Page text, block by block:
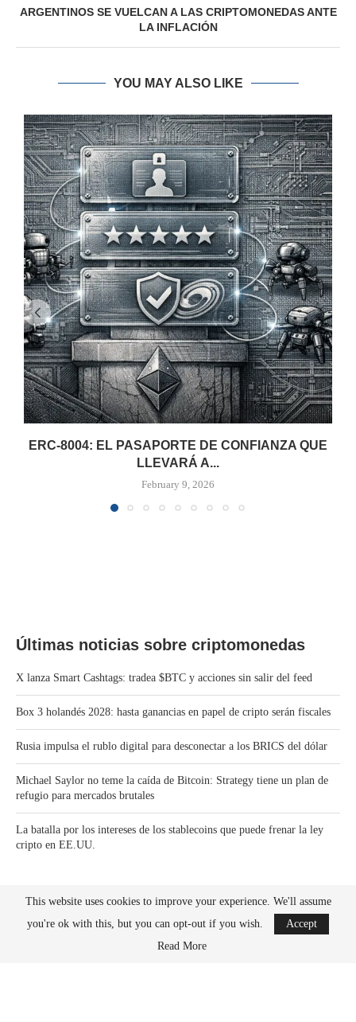
ARGENTINOS SE VUELCAN A LAS CRIPTOMONEDAS ANTE
LA INFLACIÓN
YOU MAY ALSO LIKE
ERC-8004: EL PASAPORTE DE CONFIANZA QUE
LLEVARÁ A...
February 9, 2026
Últimas noticias sobre criptomonedas
X lanza Smart Cashtags: tradea $BTC y acciones sin salir del feed
Box 3 holandés 2028: hasta ganancias en papel de cripto serán fiscales
Rusia impulsa el rublo digital para desconectar a los BRICS del dólar
Michael Saylor no teme la caída de Bitcoin: Strategy tiene un plan de
refugio para mercados brutales
La batalla por los intereses de los stablecoins que puede frenar la ley
cripto en EE.UU.
Bitcoin News Crypto is the leader in news and information on cryptocurrency, digital
This website uses cookies to improve your experience. We'll assume
you're ok with this, but you can opt-out if you wish.
Accept
Read More